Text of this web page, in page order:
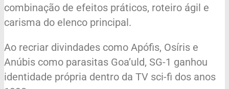
combinação de efeitos práticos, roteiro ágil e
carisma do elenco principal.
Ao recriar divindades como Apófis, Osíris e
Anúbis como parasitas Goa’uld, SG-1 ganhou
identidade própria dentro da TV sci-fi dos anos